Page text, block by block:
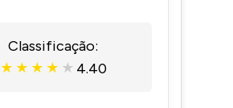
Classificação:
★ ★ ★ ★ ★ 4.40